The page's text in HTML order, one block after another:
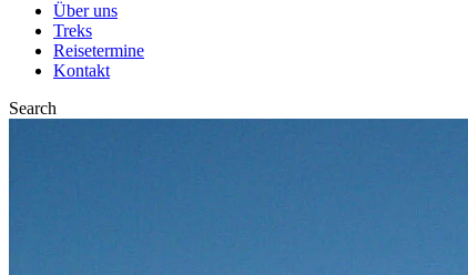
Über uns
Treks
Reisetermine
Kontakt
Search